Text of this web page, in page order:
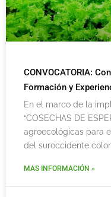
CONVOCATORIA:
Formación y
En el marco de la
“COSECHAS DE
agroecológicas para
del suroccidente
MAS INFORMACIÓN »